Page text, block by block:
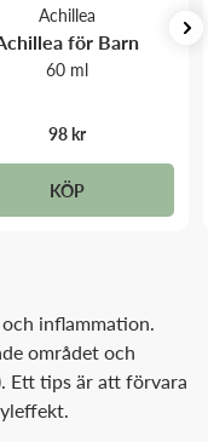
Achillea
för Barn
60 ml
98 kr
KÖP
inflammation.
området och
Ett tips är att förvara